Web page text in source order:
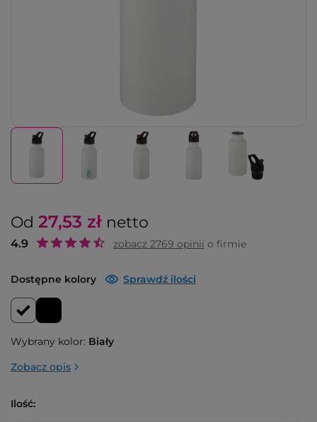
Od 27,53 zł netto
4.9 zobacz 2769 opinii o firmie
Dostępne kolory Sprawdź ilości
Wybrany kolor: Biały
Zobacz opis
Ilość: